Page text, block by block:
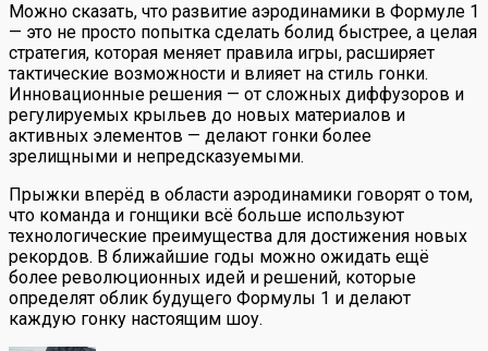
Можно сказать, что развитие аэродинамики в Формуле 1
— это не просто попытка сделать болид быстрее, а целая
стратегия, которая меняет правила игры, расширяет
тактические возможности и влияет на стиль гонки.
Инновационные решения — от сложных диффузоров и
регулируемых крыльев до новых материалов и
активных элементов — делают гонки более
зрелищными и непредсказуемыми.
Прыжки вперёд в области аэродинамики говорят о том,
что команда и гонщики всё больше используют
технологические преимущества для достижения новых
рекордов. В ближайшие годы можно ожидать ещё
более революционных идей и решений, которые
определят облик будущего Формулы 1 и делают
каждую гонку настоящим шоу.